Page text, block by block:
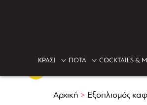
ΚΡΑΣΙ ΠΟΤΑ COCKTAILS &
Αρχική > Εξοπλισμός